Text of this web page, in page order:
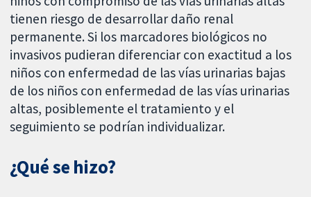
tienen riesgo de desarrollar daño renal
permanente. Si los marcadores biológicos no
invasivos pudieran diferenciar con exactitud a los
niños con enfermedad de las vías urinarias bajas
de los niños con enfermedad de las vías urinarias
altas, posiblemente el tratamiento y el
seguimiento se podrían individualizar.
¿Qué se hizo?